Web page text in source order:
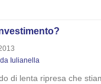
Iulianella
di lenta ripresa che